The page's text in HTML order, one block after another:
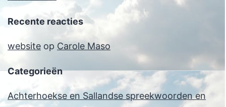
Recente reacties
website op Carole Maso
Categorieën
Achterhoekse en Sallandse spreekwoorden en